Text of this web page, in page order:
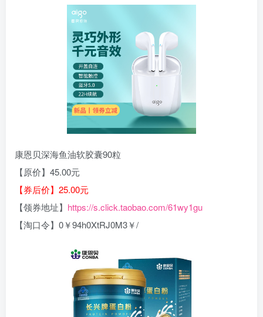
康恩贝深海鱼油软胶囊90粒
【原价】45.00元
【券后价】25.00元
【领券地址】 https://s.click.taobao.com/61wy1gu
【淘口令】0￥94h0XtRJ0M3￥/